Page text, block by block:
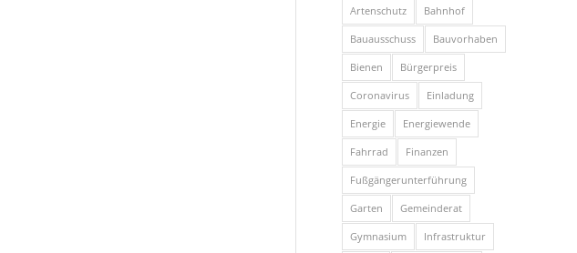
Artenschutz Bahnhof
Bauausschuss Bauvorhaben
Bienen Bürgerpreis
Coronavirus Einladung
Energie Energiewende
Fahrrad Finanzen
Fußgängerunterführung
Garten Gemeinderat
Gymnasium Infrastruktur